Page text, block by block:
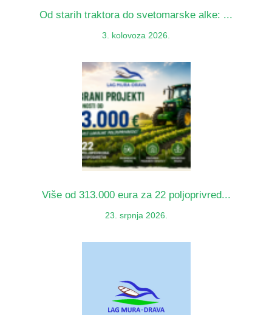
Od starih traktora do svetomarske alke: ...
3. kolovoza 2026.
Više od 313.000 eura za 22 poljoprivred...
23. srpnja 2026.